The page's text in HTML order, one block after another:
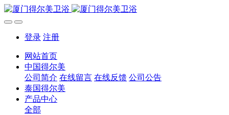
登录 注册
网站首页
中国得尔美
公司简介 在线留言 在线反馈 公司公告
泰国得尔美
产品中心
全部